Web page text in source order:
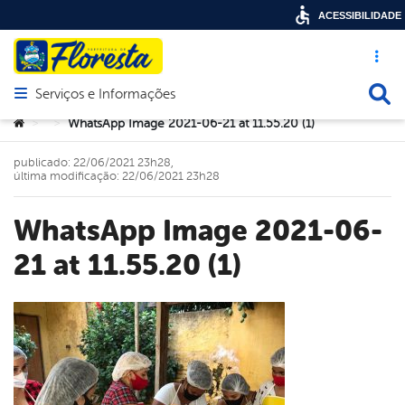
Acesso
Abrir menu principal de navegação
Serviços e Informações
Você está aqui:
> > WhatsApp Image 2021-06-21 at 11.55.20 (1)
WhatsApp Image 2021-06-
21 at 11.55.20 (1)
publicado: 22/06/2021 23h28,
última modificação: 22/06/2021 23h28
ACESSIBILIDADE